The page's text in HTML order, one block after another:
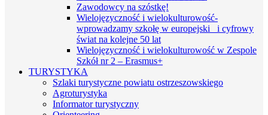
Zawodowcy na szóstkę!
Wielojęzyczność i wielokulturowość-
wprowadzamy szkołę w europejski i cyfrowy
świat na kolejne 50 lat
Wielojęzyczność i wielokulturowość w Zespole
Szkół nr 2 – Erasmus+
TURYSTYKA
Szlaki turystyczne powiatu ostrzeszowskiego
Agroturystyka
Informator turystyczny